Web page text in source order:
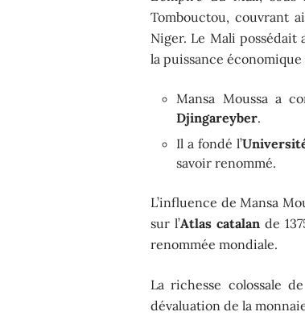
Tombouctou, couvrant
Niger. Le Mali possédait
la puissance économique
Mansa Moussa a
Djingareyber.
Il a fondé l’
savoir renommé.
L’influence de Mansa
sur l’Atlas catalan de
renommée mondiale.
La richesse colossale
dévaluation de la